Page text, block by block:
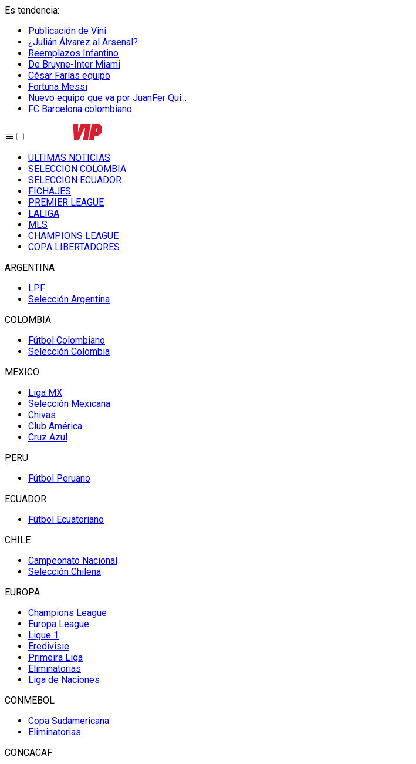
Es tendencia:
Publicación de Vini
¿Julián Álvarez al Arsenal?
Reemplazos Infantino
De Bruyne-Inter Miami
César Farías equipo
Fortuna Messi
Nuevo equipo que va por JuanFer Qui...
FC Barcelona colombiano
ULTIMAS NOTICIAS
SELECCION COLOMBIA
SELECCION ECUADOR
FICHAJES
PREMIER LEAGUE
LALIGA
MLS
CHAMPIONS LEAGUE
COPA LIBERTADORES
ARGENTINA
LPF
Selección Argentina
COLOMBIA
Fútbol Colombiano
Selección Colombia
MEXICO
Liga MX
Selección Mexicana
Chivas
Club América
Cruz Azul
PERU
Fútbol Peruano
ECUADOR
Fútbol Ecuatoriano
CHILE
Campeonato Nacional
Selección Chilena
EUROPA
Champions League
Europa League
Ligue 1
Eredivisie
Primeira Liga
Eliminatorias
Liga de Naciones
CONMEBOL
Copa Sudamericana
Eliminatorias
CONCACAF